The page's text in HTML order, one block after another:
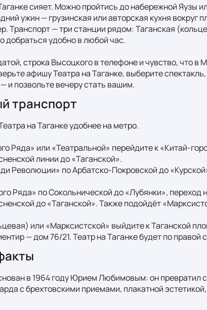
сияет. Можно пройтись до набережной Яузы
ужин — грузинская или авторская кухня вокруг
Транспорт — три станции рядом: Таганская
добраться удобно в любой час.
строка Высоцкого в телефоне и чувство, что в
афишу Театра на Таганке, выберите
и позвольте вечеру стать вашим.
транспорт
на Таганке удобнее на метро.
Ряда» или «Театральной» перейдите к
линии до «Таганской».
Революции» по Арбатско‑Покровской до
Ряда» по Сокольнической до «Лубянки», переход
до «Таганской». Также подойдёт
или «Марксистской» выйдите к Таганской
— дом 76/21. Театр на Таганке будет по правой
в 1964 году Юрием Любимовым: он превратил
с брехтовскими приемами, плакатной